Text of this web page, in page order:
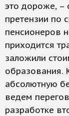
это дороже, –
претензии по
пенсионеров
приходится
заложили
образования.
абсолютную
ведем
разработке